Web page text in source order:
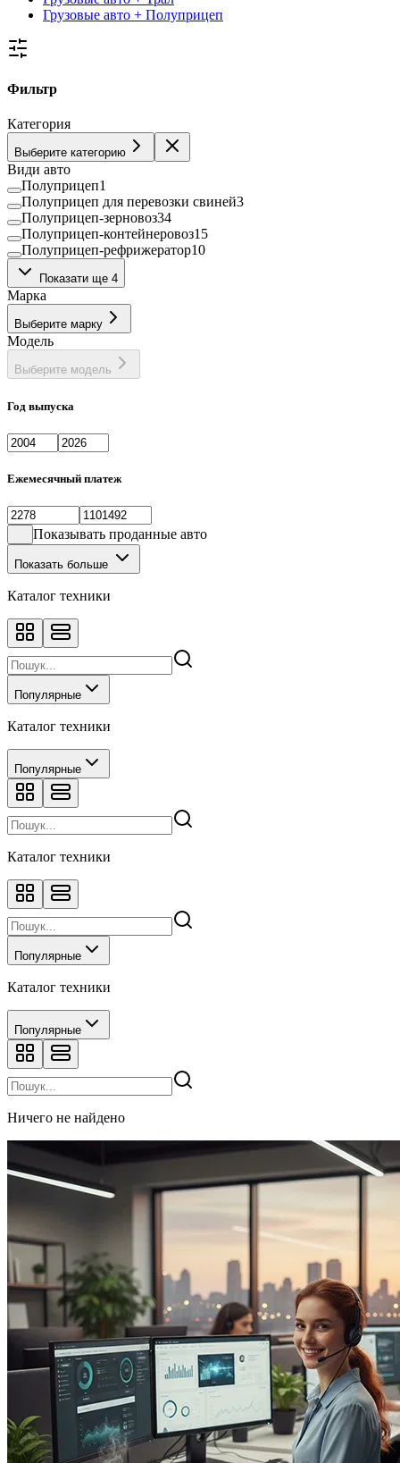
Грузовые авто + Полуприцеп
Фильтр
Категория
Выберите категорию
Види авто
Полуприцеп1
Полуприцеп для перевозки свиней3
Полуприцеп-зерновоз34
Полуприцеп-контейнеровоз15
Полуприцеп-рефрижератор10
Полуприцеп-самосвал
Полуприцеп-цистерна
Тентованный полуприцеп
Показати ще 4
Марка
Выберите марку
Модель
Выберите модель
Год выпуска
Ежемесячный платеж
Показывать проданные авто
Показать больше
Каталог техники
Популярные
Каталог техники
Популярные
Каталог техники
Популярные
Каталог техники
Популярные
Ничего не найдено